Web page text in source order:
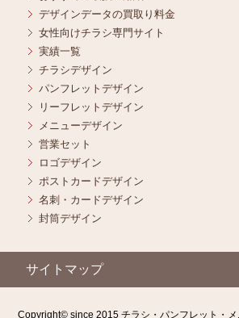
デザインデータの買取り料金
女性向けチラシ専門サイト
実績一覧
チラシデザイン
パンフレットデザイン
リーフレットデザイン
メニューデザイン
営業セット
ロゴデザイン
ポストカードデザイン
名刺・カードデザイン
封筒デザイン
サイトマップ
Copyright© since 2015 チラシ・パンフレット・